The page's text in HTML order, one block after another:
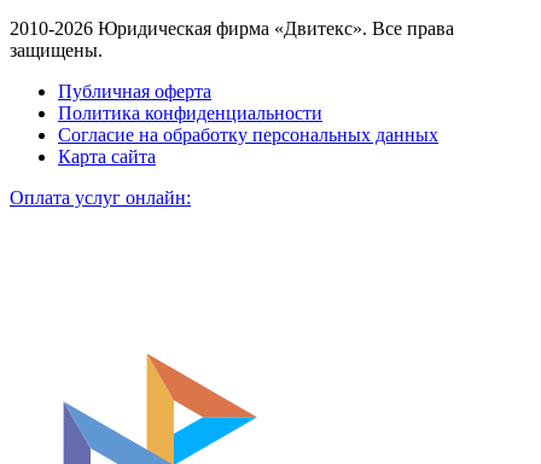
2010-2026 Юридическая фирма «Двитекс». Все права
защищены.
Публичная оферта
Политика конфиденциальности
Согласие на обработку персональных данных
Карта сайта
Оплата услуг онлайн: